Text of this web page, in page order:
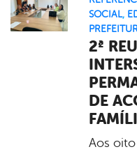
SOCIAL,
2ª
DE
Aos